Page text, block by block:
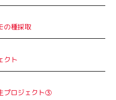
の種採取
クト
プロジェクト➂